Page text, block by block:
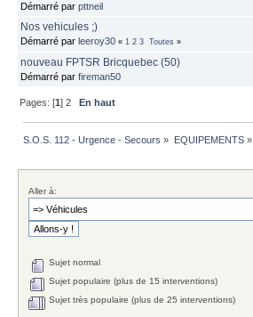
Démarré par pttneil
Nos vehicules ;)
Démarré par leeroy30 « 1 2 3 Toutes »
nouveau FPTSR Bricquebec (50)
Démarré par fireman50
Pages: [1]2 En haut
S.O.S. 112 - Urgence - Secours » EQUIPEMENTS»
Aller à:
Sujet normal
Sujet populaire (plus de 15 interventions)
Sujet très populaire (plus de 25 interventions)